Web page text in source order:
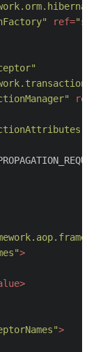
ref=
ref
>
>
>